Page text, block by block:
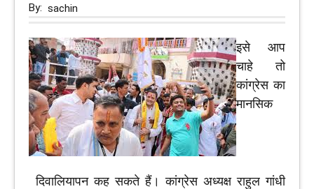
By: sachin
इसे आप
चाहे तो
कांग्रेस का
मानसिक
दिवालियापन कह सकते हैं। कांग्रेस अध्यक्ष राहुल गांधी